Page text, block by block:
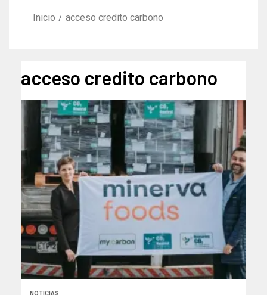
Inicio acceso credito carbono
acceso credito carbono
NOTICIAS